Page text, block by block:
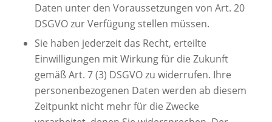
Daten unter den Voraussetzungen von Art. 20
DSGVO zur Verfügung stellen müssen.
Sie haben jederzeit das Recht, erteilte
Einwilligungen mit Wirkung für die Zukunft
gemäß Art. 7 (3) DSGVO zu widerrufen. Ihre
personenbezogenen Daten werden ab diesem
Zeitpunkt nicht mehr für die Zwecke